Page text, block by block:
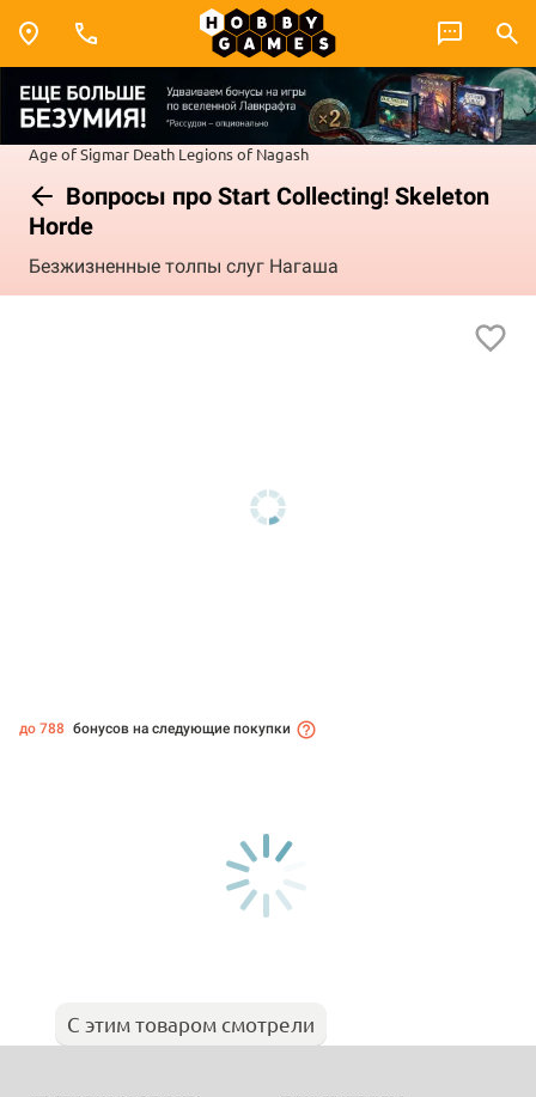
Age of Sigmar Death Legions of Nagash
Вопросы про Start Collecting! Skeleton
Horde
Безжизненные толпы слуг Нагаша
до 788 бонусов на следующие покупки
С этим товаром смотрели